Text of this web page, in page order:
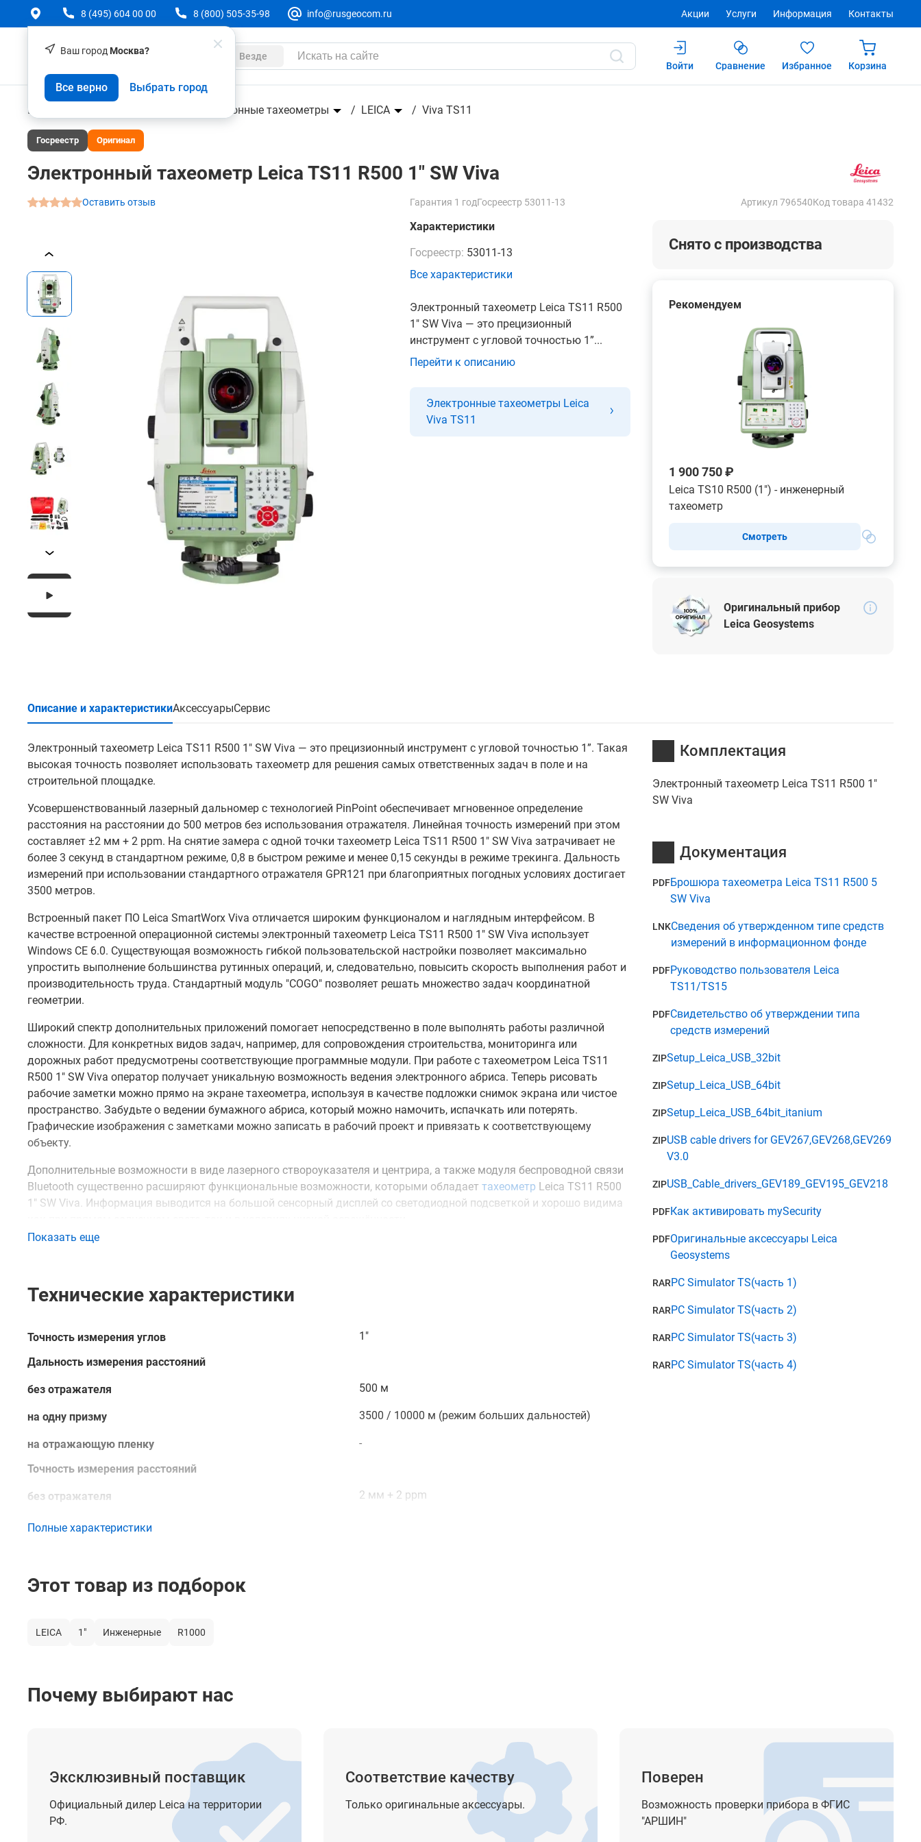
Ваш город Москва?
Все верно Выбрать город
8 (495) 604 00 00 8 (800) 505-35-98 info@rusgeocom.ru Акции Услуги Информация Контакты
Везде
Войти
Сравнение Избранное Корзина
Геодезическое оборудование Электронные тахеометры LEICA Viva TS11
Госреестр Оригинал
Электронный тахеометр Leica TS11 R500 1" SW Viva
Оставить отзыв Гарантия 1 годГосреестр 53011-13 Артикул 796540Код товара 41432
Характеристики
Госреестр: 53011-13
Все характеристики
Электронный тахеометр Leica TS11 R500
1" SW Viva — это прецизионный
инструмент с угловой точностью 1”...
Перейти к описанию
Электронные тахеометры Leica
Viva TS11
Снято с производства
Рекомендуем
1 900 750 ₽
Leica TS10 R500 (1") - инженерный
тахеометр
Смотреть
Оригинальный прибор
Leica Geosystems
Описание и характеристикиАксессуарыСервис
Электронный тахеометр Leica TS11 R500 1" SW Viva
О товаре ХарактеристикиАксессуары
Электронный тахеометр Leica TS11 R500 1" SW Viva — это прецизионный инструмент с угловой точностью 1”. Такая
высокая точность позволяет использовать тахеометр для решения самых ответственных задач в поле и на
строительной площадке.
Усовершенствованный лазерный дальномер с технологией PinPoint обеспечивает мгновенное определение
расстояния на расстоянии до 500 метров без использования отражателя. Линейная точность измерений при этом
составляет ±2 мм + 2 ppm. На снятие замера с одной точки тахеометр Leica TS11 R500 1" SW Viva затрачивает не
более 3 секунд в стандартном режиме, 0,8 в быстром режиме и менее 0,15 секунды в режиме трекинга. Дальность
измерений при использовании стандартного отражателя GPR121 при благоприятных погодных условиях достигает
3500 метров.
Встроенный пакет ПО Leica SmartWorx Viva отличается широким функционалом и наглядным интерфейсом. В
качестве встроенной операционной системы электронный тахеометр Leica TS11 R500 1" SW Viva использует
Windows CE 6.0. Существующая возможность гибкой пользовательской настройки позволяет максимально
упростить выполнение большинства рутинных операций, и, следовательно, повысить скорость выполнения работ и
производительность труда. Стандартный модуль "COGO" позволяет решать множество задач координатной
геометрии.
Широкий спектр дополнительных приложений помогает непосредственно в поле выполнять работы различной
сложности. Для конкретных видов задач, например, для сопровождения строительства, мониторинга или
дорожных работ предусмотрены соответствующие программные модули. При работе с тахеометром Leica TS11
R500 1" SW Viva оператор получает уникальную возможность ведения электронного абриса. Теперь рисовать
рабочие заметки можно прямо на экране тахеометра, используя в качестве подложки снимок экрана или чистое
пространство. Забудьте о ведении бумажного абриса, который можно намочить, испачкать или потерять.
Графические изображения с заметками можно записать в рабочий проект и привязать к соответствующему
объекту.
Дополнительные возможности в виде лазерного створоуказателя и центрира, а также модуля беспроводной связи
Bluetooth существенно расширяют функциональные возможности, которыми обладает тахеометр Leica TS11 R500
1" SW Viva. Информация выводится на большой сенсорный дисплей со светодиодной подсветкой и хорошо видима
Эргономичная клавиатура обеспечивает удобство ввода информации в том случае, когда использование
Viva можно для работы в сложных климатических условиях на очень больших дистанциях без потери точности, а
Показать еще
Технические характеристики
Точность измерения углов
1"
Дальность измерения расстояний
без отражателя 500 м
на одну призму 3500 / 10000 м (режим больших дальностей)
на отражающую пленку
-
Точность измерения расстояний
без отражателя 2 мм + 2 ppm
на призму
Интервал измерения расстояний
быстрый режим
тип центрира
Компенсатор
Полные характеристики
Комплектация
Электронный тахеометр Leica TS11 R500 1"
SW Viva
Документация
PDFБрошюра тахеометра Leica TS11 R500 5
SW Viva
LNKСведения об утвержденном типе средств
измерений в информационном фонде
PDFРуководство пользователя Leica
TS11/TS15
PDFСвидетельство об утверждении типа
средств измерений
ZIPSetup_Leica_USB_32bit
ZIPSetup_Leica_USB_64bit
ZIPSetup_Leica_USB_64bit_itanium
ZIPUSB cable drivers for GEV267,GEV268,GEV269
V3.0
ZIPUSB_Cable_drivers_GEV189_GEV195_GEV218
PDFКак активировать mySecurity
PDFОригинальные аксессуары Leica
Geosystems
RARPC Simulator TS(часть 1)
RARPC Simulator TS(часть 2)
RARPC Simulator TS(часть 3)
RARPC Simulator TS(часть 4)
Этот товар из подборок
LEICA 1" Инженерные R1000
Почему выбирают нас
Эксклюзивный поставщик
Официальный дилер Leica на территории
РФ.
Соответствие качеству
Только оригинальные аксессуары.
Поверен
Возможность проверки прибора в ФГИС
"АРШИН"